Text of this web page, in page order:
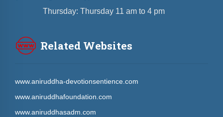
Thursday: Thursday 11 am to 4 pm
Related Websites
www.aniruddha-devotionsentience.com
www.aniruddhafoundation.com
www.aniruddhasadm.com